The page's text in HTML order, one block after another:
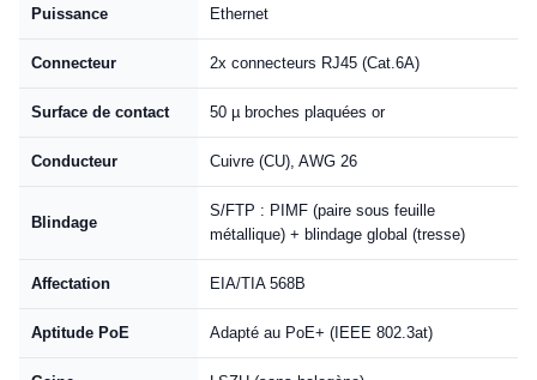
Puissance
Ethernet
Connecteur 2x connecteurs RJ45 (Cat.6A)
Surface de contact 50 µ broches plaquées or
Conducteur Cuivre (CU), AWG 26
Blindage
S/FTP : PIMF (paire sous feuille
métallique) + blindage global (tresse)
Affectation EIA/TIA 568B
Aptitude PoE Adapté au PoE+ (IEEE 802.3at)